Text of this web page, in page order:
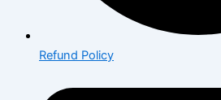
Refund Policy